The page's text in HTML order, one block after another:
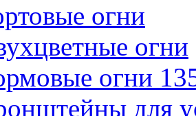
огни
огни
огни
для